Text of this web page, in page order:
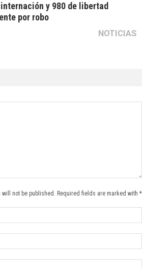
y 980 de libertad
por robo
NOTICIAS
not be published. Required fields are marked with *